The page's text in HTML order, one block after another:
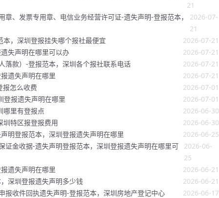
21
、发票专用章、电信业务经营许可证-遗失声明-登报范本，
2026-07-
21
，深圳登报挂失哪个报社最便宜
2026-07-21
失声明在哪里可以办
2026-07-21
落款）-登报范本，深圳各个报社联系电话
2026-07-21
遗失声明在哪里
2026-07-21
报怎么收费
2026-07-01
登报遗失声明在哪里
2026-07-01
哪里有登报点
2026-06-30
圳特区报登报费用
2026-06-30
明登报范本，深圳登报遗失声明在哪里
2026-06-25
证金收据-遗失声明登报范本，深圳登报遗失声明在哪里可
2026-06-
25
遗失声明在哪里
2026-06-21
深圳登报遗失声明多少钱
2026-06-21
报收件回执遗失声明-登报范本，深圳房地产登记中心
2026-06-17